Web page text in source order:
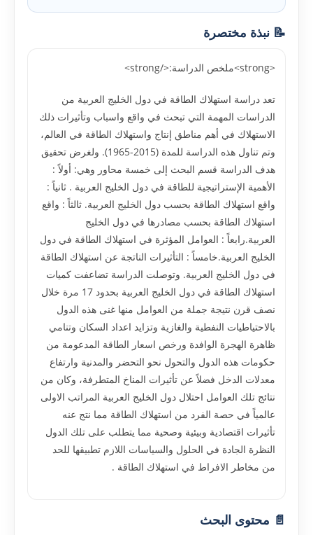
📝 نبذة مختصرة
<strong>ملخص الدراسة:</strong>
تعد دراسة استهلاك الطاقة في دول الخليج العربية من
الدراسات المهمة التي تبحث في واقع واسباب وتأثيرات ذلك
الاستهلاك في أهم مناطق إنتاج واستهلاك الطاقة في العالم،
وتم تناول هذه الدراسة للمدة (2015-1965). ولغرض تحقيق
هدف الدراسة قسم البحث إلى خمسة محاور وهي: أولاً :
الأهمية الإستراتيجية للطاقة في دول الخليج العربية . ثانياً :
واقع استهلاك الطاقة بحسب دول الخليج العربية. ثالثاً : واقع
استهلاك الطاقة بحسب مصادرها في دول الخليج
العربية.رابعاً : العوامل المؤثرة في استهلاك الطاقة في دول
الخليج العربية.خامساً : التأثيرات الناتجة عن استهلاك الطاقة
في دول الخليج العربية. وتوصلت الدراسة تضاعفت كميات
استهلاك الطاقة في دول الخليج العربية بحدود 17 مرة خلال
نصف قرن نتيجة جملة من العوامل منها غنى هذه الدول
بالاحتياطيات النفطية والغازية وتزايد اعداد السكان وتنامي
ظاهرة الهجرة الوافدة ورخص اسعار الطاقة المدعومة من
حكومات هذه الدول والتحول نحو التحضر والمدنية وارتفاع
معدلات الدخل فضلاً عن تأثيرات المناخ المتطرفة، وكان من
نتائج تلك العوامل احتلال دول الخليج العربية المراتب الاولى
عالمياً في حصة الفرد من استهلاك الطاقة مما نتج عنه
تأثيرات اقتصادية وبيئية وصحية مما يتطلب على تلك الدول
النظرة الجادة في الحلول والسياسات اللازم تطبيقها للحد
من مخاطر الافراط في استهلاك الطاقة .
📄 محتوى البحث